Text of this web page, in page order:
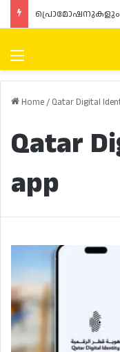
Menu
Home/ Qatar Digital
Qatar
app